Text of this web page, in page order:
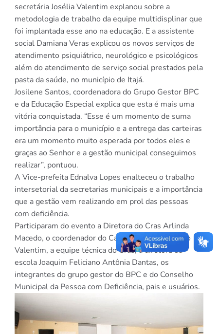
secretária Josélia Valentim explanou sobre a
metodologia de trabalho da equipe multidisplinar que
foi implantada esse ano na educação. E a assistente
social Damiana Veras explicou os novos serviços de
atendimento psiquiátrico, neurológico e psicológicos
além do atendimento de serviço social prestados pela
pasta da saúde, no município de Itajá.
Josilene Santos, coordenadora do Grupo Gestor BPC
e da Educação Especial explica que esta é mais uma
vitória conquistada. “Esse é um momento de suma
importância para o município e a entrega das carteiras
era um momento muito esperada por todos eles e
graças ao Senhor e a gestão municipal conseguimos
realizar”, pontuou.
A Vice-prefeita Ednalva Lopes enalteceu o trabalho
intersetorial da secretarias municipais e a importância
que a gestão vem realizando em prol das pessoas
com deficiência.
Participaram do evento a Diretora do Cras Arlinda
Macedo, o coordenador do Cadastro Único Luciano
Valentim, a equipe técnica do Cras, a diretora da
escola Joaquim Feliciano Antônia Dantas, os
integrantes do grupo gestor do BPC e do Conselho
Municipal da Pessoa com Deficiência, pais e usuários.